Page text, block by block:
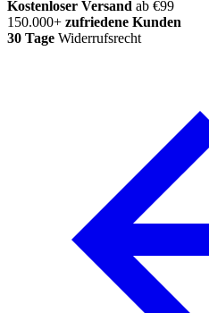
Kostenloser Versand ab €99
150.000+ zufriedene Kunden
30 Tage Widerrufsrecht